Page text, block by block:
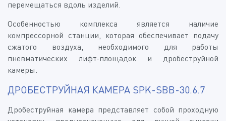
перемещаться вдоль изделий.
Особенностью комплекса является наличие
компрессорной станции, которая обеспечивает подачу
сжатого воздуха, необходимого для работы
пневматических лифт-площадок и дробеструйной
камеры.
ДРОБЕСТРУЙНАЯ КАМЕРА SPK-SBB-30.6.7
Дробеструйная камера представляет собой проходную